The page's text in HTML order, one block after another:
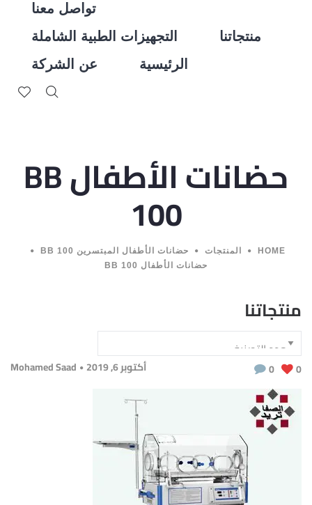
تواصل معنا
التجهيزات الطبية الشاملة
منتجاتنا
عن الشركة
الرئيسية
حضانات الأطفال BB
100
HOME المنتجات
حضانات الأطفال المبتسرين BB 100
حضانات الأطفال BB 100
منتجاتنا
أكتوبر 6, 2019 Mohamed Saad 0 0